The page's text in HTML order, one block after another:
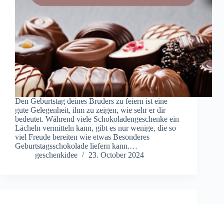
Den Geburtstag deines Bruders zu feiern ist eine
gute Gelegenheit, ihm zu zeigen, wie sehr er dir
bedeutet. Während viele Schokoladengeschenke ein
Lächeln vermitteln kann, gibt es nur wenige, die so
viel Freude bereiten wie etwas Besonderes
Geburtstagsschokolade liefern kann.…
geschenkidee
23. October 2024